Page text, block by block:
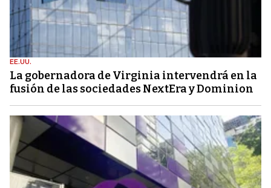
EE.UU.
La gobernadora de Virginia intervendrá en la
fusión de las sociedades NextEra y Dominion